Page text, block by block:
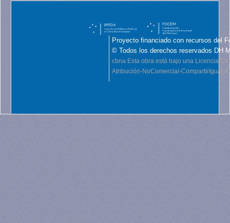
Proyecto financiado con recursos del
© Todos los derechos reservados DH
cbna Esta obra está bajo una Licencia
Atribución-NoComercial-CompartirIgual